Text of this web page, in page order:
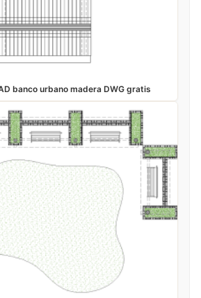
banco urbano madera DWG gratis